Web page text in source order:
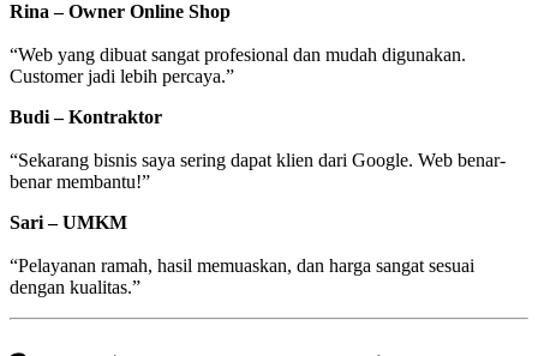
Rina – Owner Online Shop
“Web yang dibuat sangat profesional dan mudah digunakan.
Customer jadi lebih percaya.”
Budi – Kontraktor
“Sekarang bisnis saya sering dapat klien dari Google. Web benar-
benar membantu!”
Sari – UMKM
“Pelayanan ramah, hasil memuaskan, dan harga sangat sesuai
dengan kualitas.”